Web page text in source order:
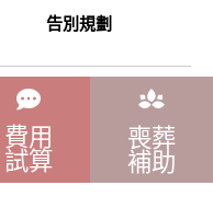
告別規劃
費用
試算
喪葬
補助